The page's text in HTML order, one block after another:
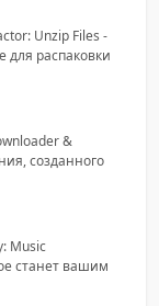
Unzip Files -
распаковки
&
созданного
Music
станет вашим